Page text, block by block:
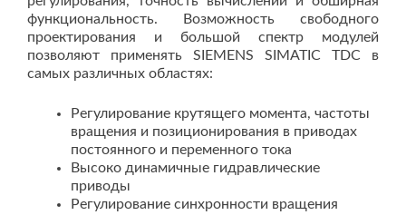
функциональность. Возможность свободного
проектирования и большой спектр модулей
позволяют применять SIEMENS SIMATIC TDC в
самых различных областях:
Регулирование крутящего момента, частоты
вращения и позиционирования в приводах
постоянного и переменного тока
Высоко динамичные гидравлические
приводы
Регулирование синхронности вращения